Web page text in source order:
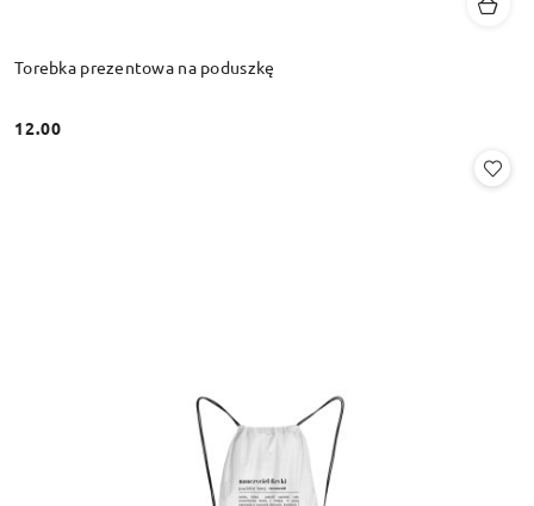
Torebka prezentowa na poduszkę
Cena:
12.00